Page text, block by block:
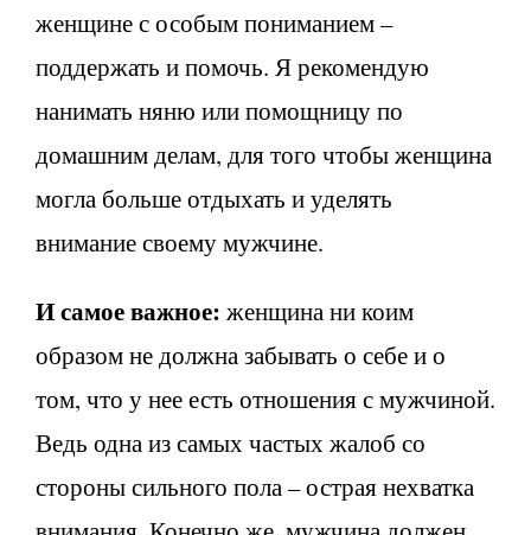
женщине с особым пониманием –
поддержать и помочь. Я рекомендую
нанимать няню или помощницу по
домашним делам, для того чтобы женщина
могла больше отдыхать и уделять
внимание своему мужчине.
И самое важное: женщина ни коим
образом не должна забывать о себе и о
том, что у нее есть отношения с мужчиной.
Ведь одна из самых частых жалоб со
стороны сильного пола – острая нехватка